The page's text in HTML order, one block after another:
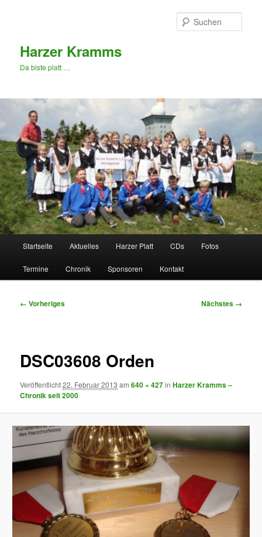
Harzer Kramms
Da biste platt …
Startseite Aktuelles Harzer Platt CDs Fotos
Termine Chronik Sponsoren Kontakt
Bilder-
← Vorheriges Nächstes →
DSC03608 Orden
Veröffentlicht22. Februar 2013 am640 × 427inHarzer Kramms –
Chronik seit 2000